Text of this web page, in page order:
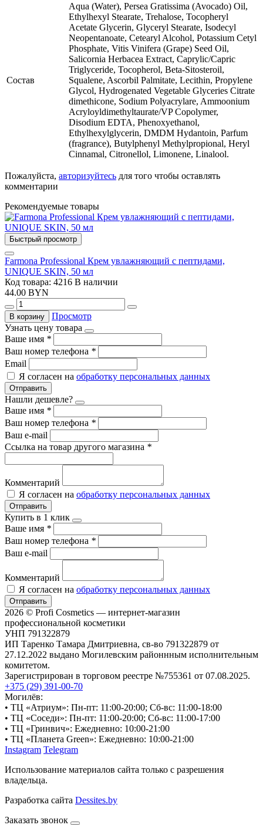
Состав
Aqua (Water), Persea Gratissima (Avocado) Oil,
Ethylhexyl Stearate, Trehalose, Tocopheryl
Acetate Glycerin, Glyceryl Stearate, Isodecyl
Neopentanoate, Cetearyl Alcohol, Potassium Cetyl
Phosphate, Vitis Vinifera (Grape) Seed Oil,
Salicornia Herbacea Extract, Caprylic/Capric
Triglyceride, Tocopherol, Beta-Sitosteroil,
Squalene, Ascorbil Palmitate, Lecithin, Propylene
Glycol, Hydrogenated Vegetable Glyceries Citrate
dimethicone, Sodium Polyacrylare, Ammoonium
Acryloyldimethyltaurate/VP Copolymer,
Disodium EDTA, Phenoxyethanol,
Ethylhexylglycerin, DMDM Hydantoin, Parfum
(fragrance), Butylphenyl Methylpropional, Heryl
Cinnamal, Citronellol, Limonene, Linalool.
Пожалуйста, авторизуйтесь для того чтобы оставлять
комментарии
Рекомендуемые товары
Быстрый просмотр
Farmona Professional Крем увлажняющий с пептидами,
UNIQUE SKIN, 50 мл
Код товара: 4216 В наличии
44.00 BYN
В корзину
Просмотр
Узнать цену товара
Ваше имя *
Ваш номер телефона *
Email
Я согласен на обработку персональных данных
Отправить
Нашли дешевле?
Ваше имя *
Ваш номер телефона *
Ваш e-mail
Ссылка на товар другого магазина *
Комментарий
Я согласен на обработку персональных данных
Отправить
Купить в 1 клик
Ваше имя *
Ваш номер телефона *
Ваш e-mail
Комментарий
Я согласен на обработку персональных данных
Отправить
2026 © Profi Cosmetics — интернет-магазин
профессиональной косметики
УНП 791322879
ИП Таренко Тамара Дмитриевна, св-во 791322879 от
27.12.2022 выдано Могилевским районнным исполнительным
комитетом.
Зарегистрирован в торговом реестре №755361 от 07.08.2025.
+375 (29) 391-00-70
Могилёв:
• ТЦ «Атриум»: Пн-пт: 11:00-20:00; Сб-вс: 11:00-18:00
• ТЦ «Соседи»: Пн-пт: 11:00-20:00; Сб-вс: 11:00-17:00
• ТЦ «Гринвич»: Ежедневно: 10:00-21:00
• ТЦ «Планета Green»: Ежедневно: 10:00-21:00
Instagram Telegram
Использование материалов сайта только с разрешения
владельца.
Разработка сайта Dessites.by
Заказать звонок